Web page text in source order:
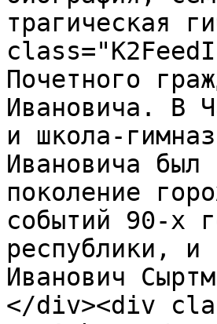
трагическая
Почетного
Ивановича. В
и школа-
Ивановича
поколение
событий 90-х
республики, и
Иванович
</div><div